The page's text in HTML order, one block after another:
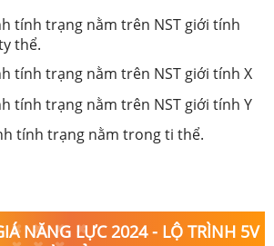
tính trạng nằm trên NST giới tính
thể.
tính trạng nằm trên NST giới tính X
tính trạng nằm trên NST giới tính Y
tính trạng nằm trong ti thể.
NĂNG LỰC 2024 - LỘ TRÌNH 5V